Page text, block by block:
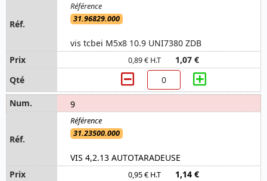
31.96829.000
vis tcbei M5x8 10.9 UNI7380 ZDB
0,89 € H.T 1,07 €
9
31.23500.000
VIS 4,2.13 AUTOTARADEUSE
0,95 € H.T 1,14 €